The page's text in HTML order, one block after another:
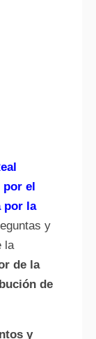
por el
por la
y
la
de la
de
y